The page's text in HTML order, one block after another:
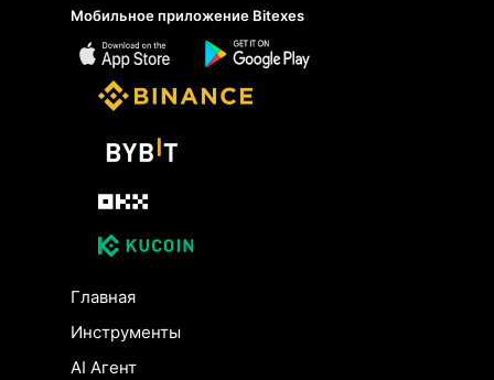
Мобильное приложение Bitexes
Главная
Инструменты
AI Агент